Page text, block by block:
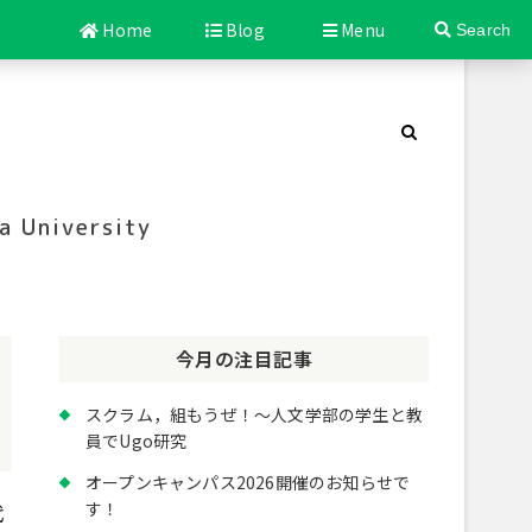
Home Blog Menu Search
University
今月の注目記事
スクラム，組もうぜ！～人文学部の学生と教
員でUgo研究
オープンキャンパス2026開催のお知らせで
す！